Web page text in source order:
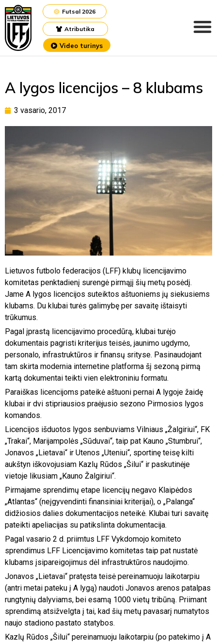
Atributika
Futsal 2026
Video turinys
A lygos licencijos – 8 klubams
3 vasario, 2017
Lietuvos futbolo federacijos (LFF) klubų licencijavimo
komitetas penktadienį surengė pirmąjį šių metų posėdį.
Jame A lygos licencijos suteiktos aštuoniems jų siekusiems
klubams. Du klubai turės galimybę per savaitę ištaisyti
trūkumus.
Pagal įprastą licencijavimo procedūrą, klubai turėjo
dokumentais pagristi kriterijus teisės, jaunimo ugdymo,
personalo, infrastruktūros ir finansų srityse. Pasinaudojant
tam skirta modernia internetine platforma šį sezoną pirmą
kartą dokumentai teikti vien elektroniniu formatu.
Paraiškas licencijoms pateikė aštuoni pernai A lygoje žaidę
klubai ir dvi stipriausios praėjusio sezono Pirmosios lygos
komandos.
Licencijos išduotos lygos senbuviams Vilniaus „Žalgiriui“, FK
„Trakai“, Marijampolės „Sūduvai“, taip pat Kauno „Stumbrui“,
Jonavos „Lietavai“ ir Utenos „Uteniui“, sportinę teisę kilti
aukštyn iškovojusiam Kazlų Rūdos „Šilui“ ir paskutinėje
vietoje likusiam „Kauno Žalgiriui“.
Pirmajame sprendimų etape licencijų negavo Klaipėdos
„Atlantas“ (neįgyvendinti finansiniai kriterijai), o „Palanga“
didžiosios dalies dokumentacijos neteikė. Klubai turi savaitę
pateikti apeliacijas su patikslinta dokumentacija.
Pagal vasario 2 d. priimtus LFF Vykdomojo komiteto
sprendimus LFF Licencijavimo komitetas taip pat nustatė
klubams įsipareigojimus dėl infrastruktūros naudojimo.
Jonavos „Lietavai“ pratęsta teisė pereinamuoju laikotarpiu
(antri metai pateku į A lygą) naudoti Jonavos arenos patalpas
rungtynių dalyviams, bei esamą 1000 vietų tribūną. Priimant
sprendimą atsižvelgta į tai, kad šių metų pavasarį numatytos
naujo stadiono pastato statybos.
Kazlų Rūdos „Šilui“ pereinamuoju laikotarpiu (po patekimo į A